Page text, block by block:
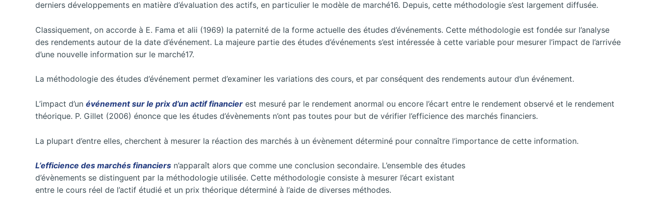
derniers développements en matière d’évaluation des actifs, en particulier le modèle de marché16. Depuis, cette méthodologie s’est largement diffusée.
Classiquement, on accorde à E. Fama et alii (1969) la paternité de la forme actuelle des études d’événements. Cette méthodologie est fondée sur l’analyse
des rendements autour de la date d’événement. La majeure partie des études d’événements s’est intéressée à cette variable pour mesurer l’impact de l’arrivée
d’une nouvelle information sur le marché17.
La méthodologie des études d’événement permet d’examiner les variations des cours, et par conséquent des rendements autour d’un événement.
L’impact d’un événement sur le prix d’un actif financier est mesuré par le rendement anormal ou encore l’écart entre le rendement observé et le rendement
théorique. P. Gillet (2006) énonce que les études d’évènements n’ont pas toutes pour but de vérifier l’efficience des marchés financiers.
La plupart d’entre elles, cherchent à mesurer la réaction des marchés à un évènement déterminé pour connaître l’importance de cette information.
L’efficience des marchés financiers n’apparaît alors que comme une conclusion secondaire. L’ensemble des études
d’évènements se distinguent par la méthodologie utilisée. Cette méthodologie consiste à mesurer l’écart existant
entre le cours réel de l’actif étudié et un prix théorique déterminé à l’aide de diverses méthodes.